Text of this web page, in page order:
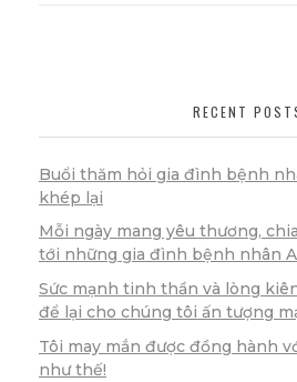
RECENT
Buổi thăm hỏi gia đình bệnh
khép lại
Mỗi ngày mang yêu thương,
tới những gia đình bệnh nhân
Sức mạnh tinh thần và lòng
để lại cho chúng tôi ấn tượng
Tôi may mắn được đồng hành
như thế!